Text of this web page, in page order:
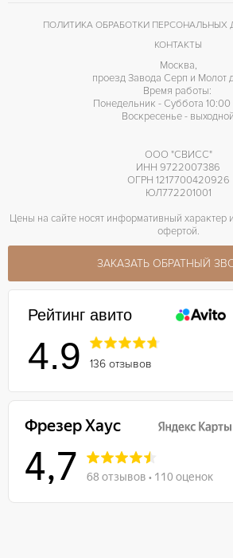
ПОЛИТИКА ОБРАБОТКИ ПЕРСОНАЛЬНЫХ
КОНТАКТЫ
Москва,
проезд Завода Серп и Молот
Время работы:
Понедельник - Суббота 10:00
Воскресенье - выходной
ООО "СВИСС"
ИНН 9722007386
ОГРН 1217700420926
ЮЛ772201001
Цены на сайте носят информативный характер
офертой.
ЗАКАЗАТЬ ОБРАТНЫЙ
Рейтинг авито
4.9 136 отзывов